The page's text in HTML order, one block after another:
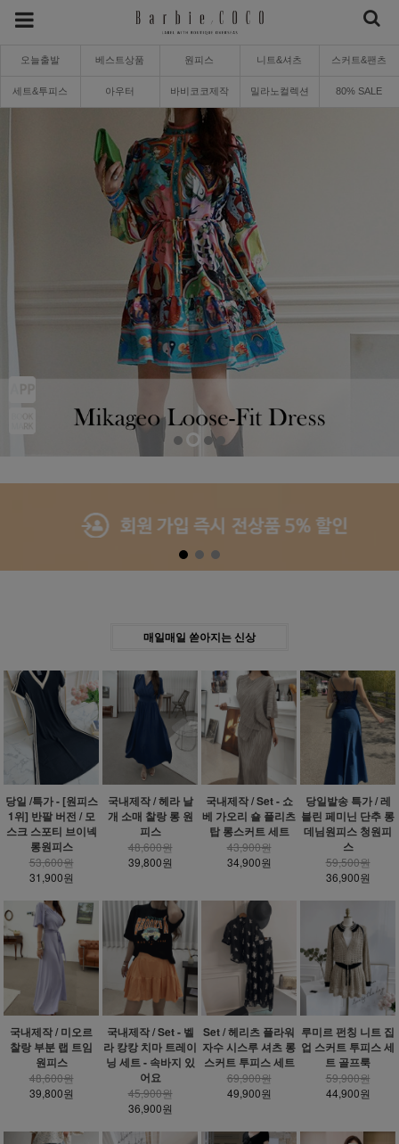
오늘출발 베스트상품 원피스 니트&셔츠 스커트&팬츠
세트&투피스 아우터 바비코코제작 밀라노컬렉션 80% SALE
매일매일 쏟아지는 신상
당일 /특가 - [원피스
1위] 반팔 버전 / 모
스크 스포티 브이넥
롱원피스
53,600원
31,900원
국내제작 / 헤라 날
개 소매 찰랑 롱 원
피스
48,600원
39,800원
국내제작 / Set - 쇼
베 가오리 숄 플리츠
탑 롱스커트 세트
43,900원
34,900원
당일발송 특가 / 레
블린 페미닌 단추 롱
데님원피스 청원피
스
59,500원
36,900원
국내제작 / 미오르
찰랑 부분 랩 트임
원피스
48,600원
39,800원
국내제작 / Set - 벨
라 캉캉 치마 트레이
닝 세트 - 속바지 있
어요
45,900원
36,900원
Set / 헤리츠 플라워
자수 시스루 셔츠 롱
스커트 투피스 세트
69,900원
49,900원
루미르 펀칭 니트 집
업 스커트 투피스 세
트 골프룩
59,900원
44,900원